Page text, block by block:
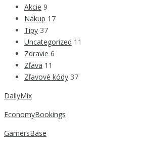
Akcie 9
Nákup 17
Tipy 37
Uncategorized 11
Zdravie 6
Zľava 11
Zľavové kódy 37
DailyMix
EconomyBookings
GamersBase